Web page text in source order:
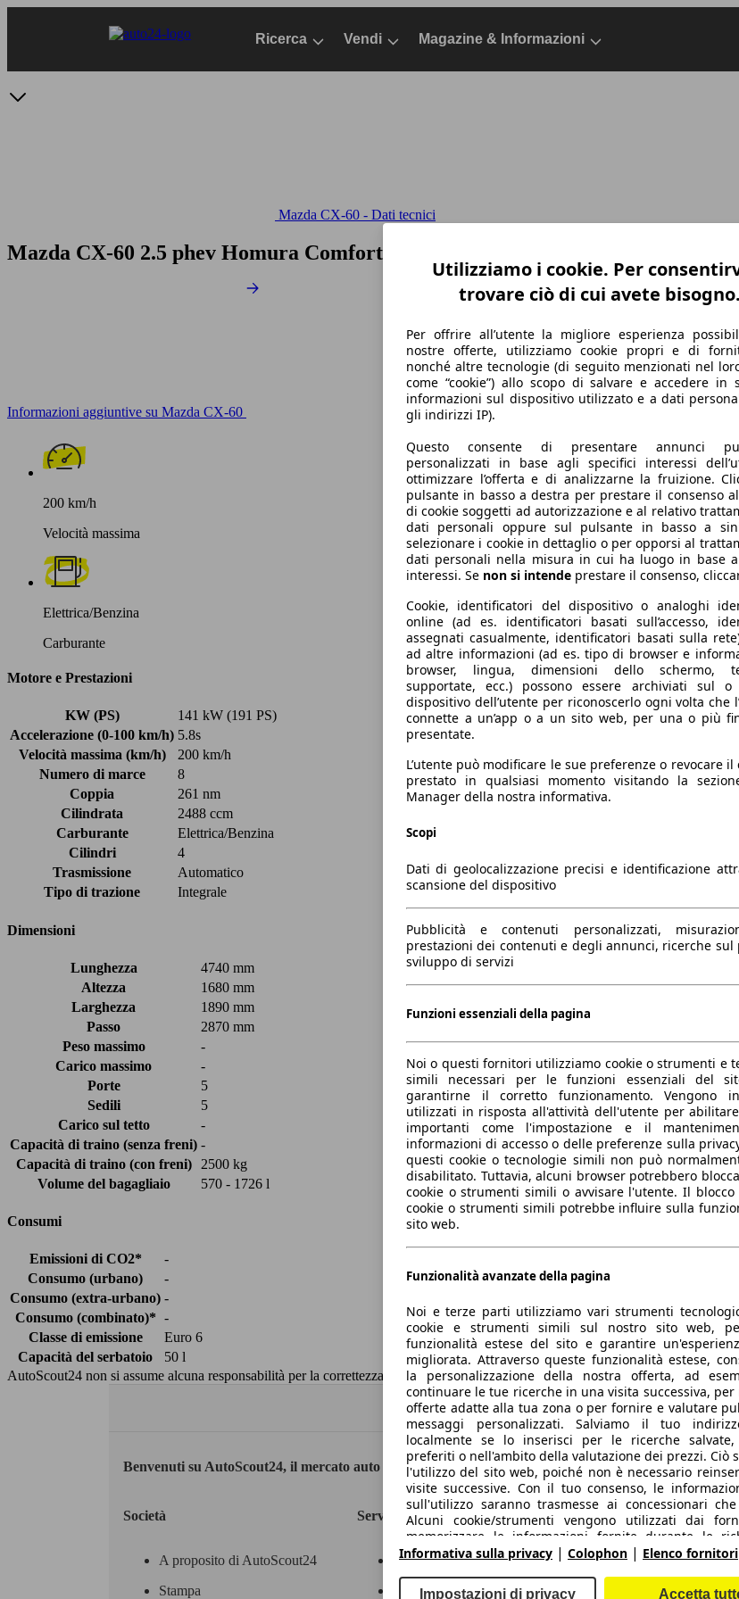
Ricerca Vendi Magazine & Informazioni
Mazda CX-60 - Dati tecnici
Mazda CX-60 2.5 phev Homura Comfort awd auto Dal 2022, SUV/
Informazioni aggiuntive su Mazda CX-60
200 km/h
Velocità massima
Elettrica/Benzina
Carburante
Motore e Prestazioni
KW (PS)
141 kW (191 PS)
Accelerazione (0-100 km/h) 5.8s
Velocità massima (km/h)
200 km/h
Numero di marce
8
Coppia
261 nm
Cilindrata
2488 ccm
Carburante
Elettrica/Benzina
Cilindri
4
Trasmissione
Automatico
Tipo di trazione
Integrale
Dimensioni
Lunghezza
4740 mm
Altezza
1680 mm
Larghezza
1890 mm
Passo
2870 mm
Peso massimo
-
Carico massimo
-
Porte
5
Sedili
5
Carico sul tetto
-
Capacità di traino (senza freni) -
Capacità di traino (con freni)
2500 kg
Volume del bagagliaio
570 - 1726 l
Consumi
Emissioni di CO2*
-
Consumo (urbano)
-
Consumo (extra-urbano) -
Consumo (combinato)* -
Classe di emissione
Euro 6
Capacità del serbatoio
50 l
AutoScout24 non si assume alcuna responsabilità per la correttezza dei dati.
Benvenuti su AutoScout24, il mercato auto europeo.
Società
A proposito di AutoScout24
Stampa
Servizi
Contatti
Marche e modelli
Area rivenditori
Servizi per i dealer
Utilizziamo i cookie. Per
trovare ciò di cui avete bisogno.
Per offrire all’utente la migliore esperienza
nostre offerte, utilizziamo cookie propri e di
nonché altre tecnologie (di seguito menzionati nel
come “cookie”) allo scopo di salvare e accedere in
informazioni sul dispositivo utilizzato e a dati
gli indirizzi IP).
Questo consente di presentare annunci
personalizzati in base agli specifici interessi
ottimizzare l’offerta e di analizzarne la fruizione.
pulsante in basso a destra per prestare il consenso
di cookie soggetti ad autorizzazione e al relativo
dati personali oppure sul pulsante in basso a
selezionare i cookie in dettaglio o per opporsi al
dati personali nella misura in cui ha luogo in base
interessi. Se non si intende prestare il consenso,
Cookie, identificatori del dispositivo o analoghi
online (ad es. identificatori basati sull’accesso,
assegnati casualmente, identificatori basati sulla
ad altre informazioni (ad es. tipo di browser e
browser, lingua, dimensioni dello schermo,
supportate, ecc.) possono essere archiviati sul
dispositivo dell’utente per riconoscerlo ogni volta che
connette a un’app o a un sito web, per una o più
presentate.
L’utente può modificare le sue preferenze o revocare il
prestato in qualsiasi momento visitando la
Manager della nostra informativa.
Scopi
Dati di geolocalizzazione precisi e identificazione
scansione del dispositivo
Pubblicità e contenuti personalizzati,
prestazioni dei contenuti e degli annunci, ricerche sul
sviluppo di servizi
Funzioni essenziali della pagina
Noi o questi fornitori utilizziamo cookie o strumenti e
simili necessari per le funzioni essenziali del
garantirne il corretto funzionamento. Vengono
utilizzati in risposta all'attività dell'utente per
importanti come l'impostazione e il
informazioni di accesso o delle preferenze sulla
questi cookie o tecnologie simili non può
disabilitato. Tuttavia, alcuni browser potrebbero
cookie o strumenti simili o avvisare l'utente. Il
cookie o strumenti simili potrebbe influire sulla
sito web.
Funzionalità avanzate della pagina
Noi e terze parti utilizziamo vari strumenti
cookie e strumenti simili sul nostro sito web,
funzionalità estese del sito e garantire
migliorata. Attraverso queste funzionalità estese,
la personalizzazione della nostra offerta, ad
continuare le tue ricerche in una visita successiva,
offerte adatte alla tua zona o per fornire e valutare
messaggi personalizzati. Salviamo il tuo
localmente se lo inserisci per le ricerche
preferiti o nell'ambito della valutazione dei prezzi. Ciò
l'utilizzo del sito web, poiché non è necessario
visite successive. Con il tuo consenso, le
sull'utilizzo saranno trasmesse ai concessionari
Alcuni cookie/strumenti vengono utilizzati dai
memorizzare le informazioni fornite durante le
finanziamento per 30 giorni e per riutilizzarle
finanziamento. Senza l'utilizzo di tali cookie/
Informativa sulla privacy | Colophon | Elenco fornitori
Impostazioni di privacy Accetta